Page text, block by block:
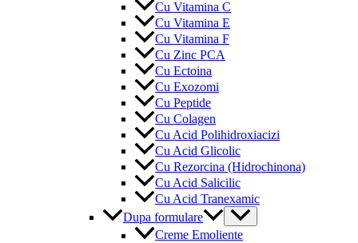
Cu Vitamina C
Cu Vitamina E
Cu Vitamina F
Cu Zinc PCA
Cu Ectoina
Cu Exozomi
Cu Peptide
Cu Colagen
Cu Acid Polihidroxiacizi
Cu Acid Glicolic
Cu Rezorcina (Hidrochinona)
Cu Acid Salicilic
Cu Acid Tranexamic
Dupa formulare
Menu
Toggle
Creme Emoliente